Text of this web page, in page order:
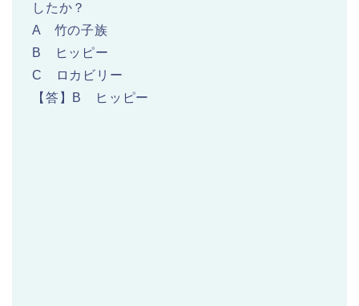
したか？
A 竹の子族
B ヒッピー
C ロカビリー
【答】B ヒッピー